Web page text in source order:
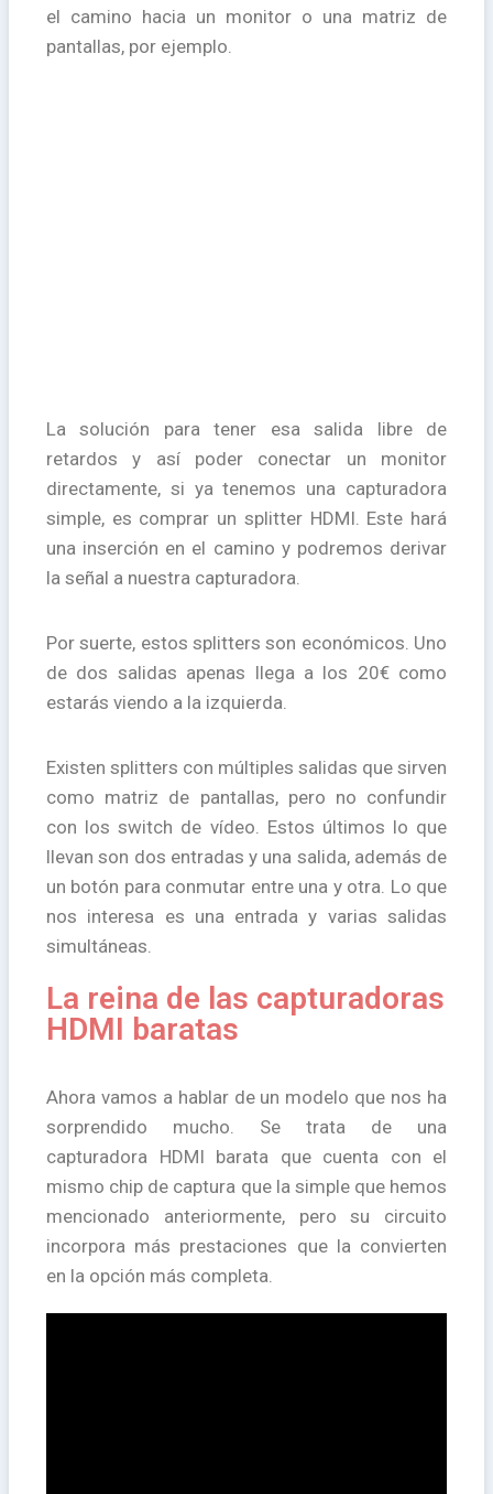
el camino hacia un monitor o una matriz de
pantallas, por ejemplo.
La solución para tener esa salida libre de
retardos y así poder conectar un monitor
directamente, si ya tenemos una capturadora
simple, es comprar un splitter HDMI. Este hará
una inserción en el camino y podremos derivar
la señal a nuestra capturadora.
Por suerte, estos splitters son económicos. Uno
de dos salidas apenas llega a los 20€ como
estarás viendo a la izquierda.
Existen splitters con múltiples salidas que sirven
como matriz de pantallas, pero no confundir
con los switch de vídeo. Estos últimos lo que
llevan son dos entradas y una salida, además de
un botón para conmutar entre una y otra. Lo que
nos interesa es una entrada y varias salidas
simultáneas.
La reina de las capturadoras
HDMI baratas
Ahora vamos a hablar de un modelo que nos ha
sorprendido mucho. Se trata de una
capturadora HDMI barata que cuenta con el
mismo chip de captura que la simple que hemos
mencionado anteriormente, pero su circuito
incorpora más prestaciones que la convierten
en la opción más completa.